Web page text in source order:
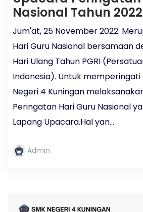
Nasional Tahun 2022
Jum'at, 25 November 2022.
Hari Guru Nasional bersamaan
Hari Ulang Tahun PGRI
Indonesia). Untuk memperingati
Negeri 4 Kuningan
Peringatan Hari Guru Nasional
Lapang Upacara.Hal yan...
Admin